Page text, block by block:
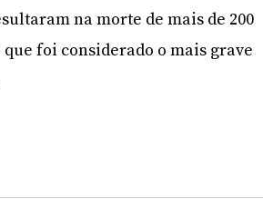
na morte de mais de 200
foi considerado o mais grave